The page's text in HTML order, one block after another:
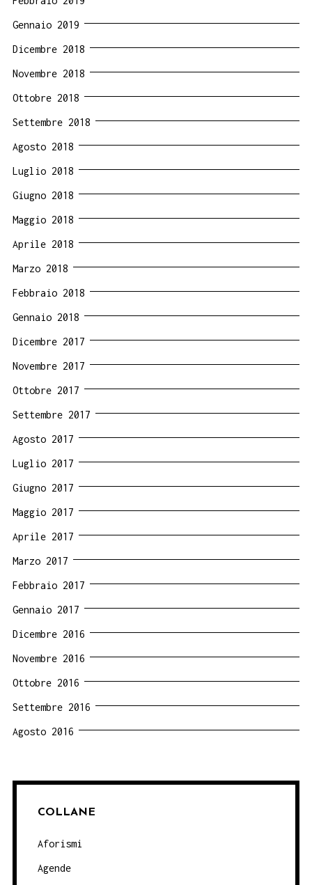
Gennaio 2019
Dicembre 2018
Novembre 2018
Ottobre 2018
Settembre 2018
Agosto 2018
Luglio 2018
Giugno 2018
Maggio 2018
Aprile 2018
Marzo 2018
Febbraio 2018
Gennaio 2018
Dicembre 2017
Novembre 2017
Ottobre 2017
Settembre 2017
Agosto 2017
Luglio 2017
Giugno 2017
Maggio 2017
Aprile 2017
Marzo 2017
Febbraio 2017
Gennaio 2017
Dicembre 2016
Novembre 2016
Ottobre 2016
Settembre 2016
Agosto 2016
COLLANE
Aforismi
Agende